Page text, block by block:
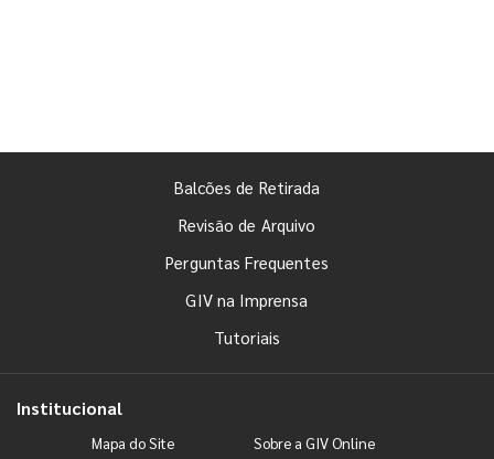
Balcões de Retirada
Revisão de Arquivo
Perguntas Frequentes
GIV na Imprensa
Tutoriais
Institucional
Mapa do Site Sobre a GIV Online